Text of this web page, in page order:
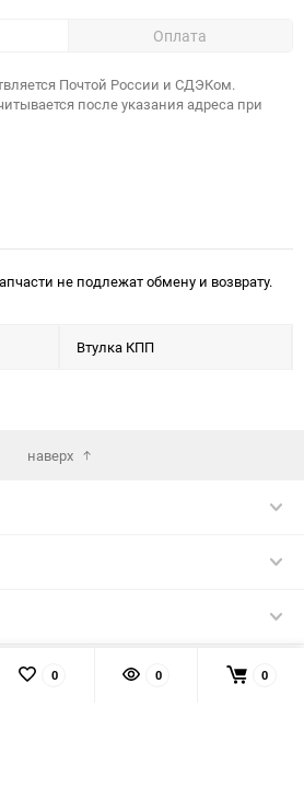
Оплата
Почтой России и СДЭКом.
после указания адреса при
не подлежат обмену и возврату.
Втулка КПП
наверх
0 0 0